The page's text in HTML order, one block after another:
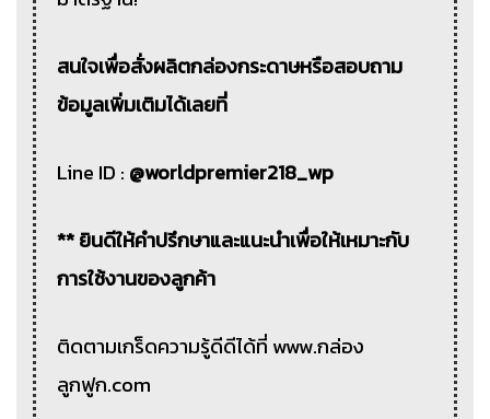
สนใจเพื่อสั่งผลิตกล่องกระดาษหรือสอบถาม
ข้อมูลเพิ่มเติมได้เลยที่
Line ID : @worldpremier218_wp
** ยินดีให้คำปรึกษาและแนะนำเพื่อให้เหมาะกับ
การใช้งานของลูกค้า
ติดตามเกร็ดความรู้ดีดีได้ที่ www.กล่อง
ลูกฟูก.com